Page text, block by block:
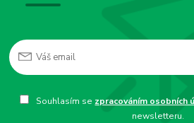
Souhlasím se zpracováním osobních
newsletteru.